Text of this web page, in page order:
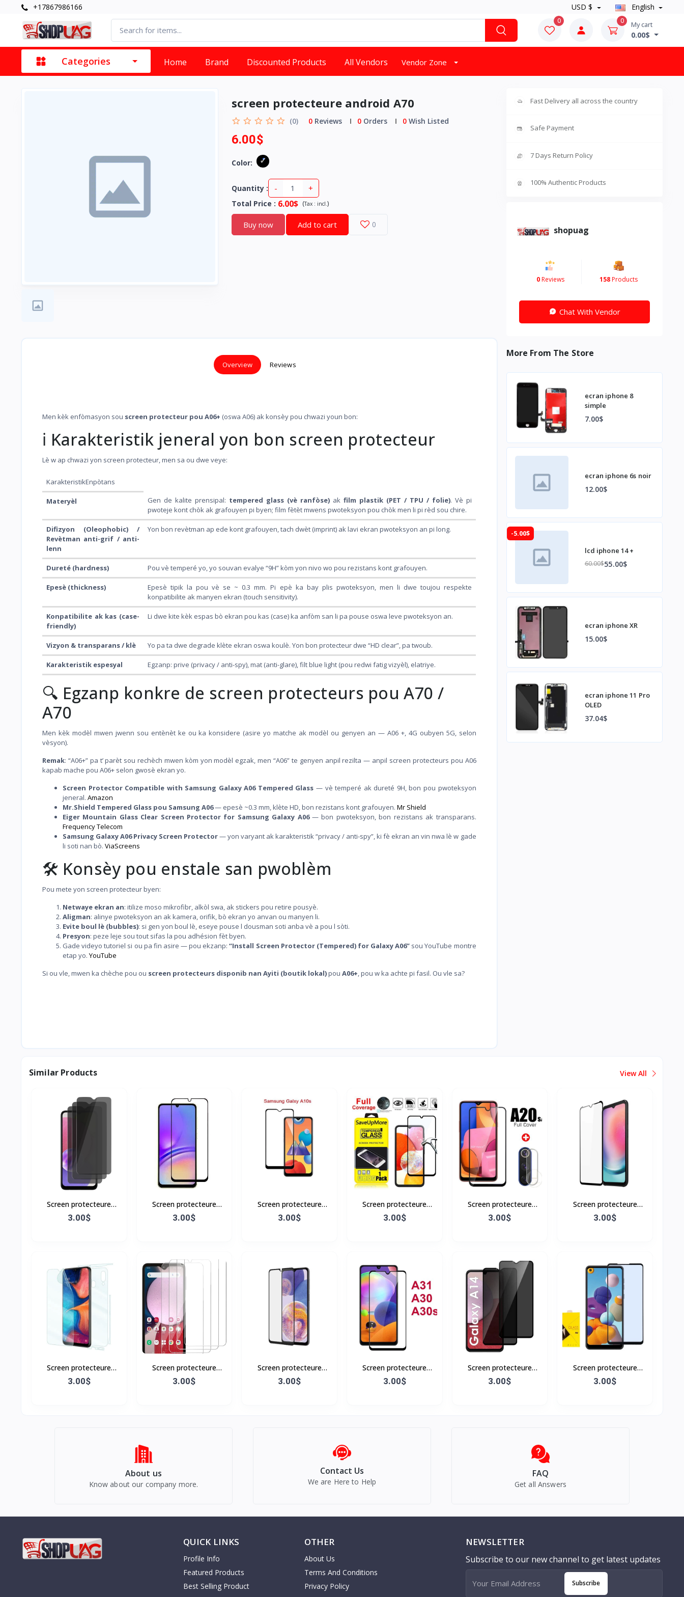
+17867986166 USD $ English
0 0 My cart
0.00$
Categories Home Brand Discounted Products All Vendors Vendor Zone
screen protecteure android A70
(0) 0Reviews 0Orders 0Wish Listed
6.00$
Color:
Quantity : - +
Total Price : 6.00$ (Tax : incl.)
Buy now Add to cart 0
Overview Reviews
Men kèk enfòmasyon sou screen protecteur pou A06+ (oswa A06) ak konsèy pou chwazi youn bon:
ℹ️ Karakteristik jeneral yon bon screen protecteur
Lè w ap chwazi yon screen protecteur, men sa ou dwe veye:
KarakteristikEnpòtans
Materyèl Gen de kalite prensipal: tempered glass (vè ranfòse) ak film plastik (PET / TPU / folie). Vè pi
pwoteje kont chòk ak grafouyen pi byen; film fètèt mwens pwoteksyon pou chòk men li pi rèd sou chire.
Difizyon (Oleophobic) /
Revètman anti-grif / anti-
lenn
Yon bon revètman ap ede kont grafouyen, tach dwèt (imprint) ak lavi ekran pwoteksyon an pi long.
Dureté (hardness) Pou vè temperé yo, yo souvan evalye “9H” kòm yon nivo wo pou rezistans kont grafouyen.
Epesè (thickness)
Epesè tipik la pou vè se ~ 0.3 mm. Pi epè ka bay plis pwoteksyon, men li dwe toujou respekte
konpatibilite ak manyen ekran (touch sensitivity).
Konpatibilite ak kas (case-
friendly)
Li dwe kite kèk espas bò ekran pou kas (case) ka anfòm san li pa pouse oswa leve pwoteksyon an.
Vizyon & transparans / klè Yo pa ta dwe degrade klète ekran oswa koulè. Yon bon protecteur dwe “HD clear”, pa twoub.
Karakteristik espesyal Egzanp: prive (privacy / anti-spy), mat (anti-glare), filt blue light (pou redwi fatig vizyèl), elatriye.
🔍 Egzanp konkre de screen protecteurs pou A70 /
A70
Men kèk modèl mwen jwenn sou entènèt ke ou ka konsidere (asire yo matche ak modèl ou genyen an — A06 +, 4G oubyen 5G, selon
vèsyon).
Remak: “A06+” pa t’ parèt sou rechèch mwen kòm yon modèl egzak, men “A06” te genyen anpil rezilta — anpil screen protecteurs pou A06
kapab mache pou A06+ selon gwosè ekran yo.
Screen Protector Compatible with Samsung Galaxy A06 Tempered Glass — vè temperé ak dureté 9H, bon pou pwoteksyon
jeneral. Amazon
Mr.Shield Tempered Glass pou Samsung A06— epesè ~0.3 mm, klète HD, bon rezistans kont grafouyen. Mr Shield
Eiger Mountain Glass Clear Screen Protector for Samsung Galaxy A06— bon pwoteksyon, bon rezistans ak transparans.
Frequency Telecom
Samsung Galaxy A06 Privacy Screen Protector— yon varyant ak karakteristik “privacy / anti-spy”, ki fè ekran an vin nwa lè w gade
li soti nan bò. ViaScreens
🛠️ Konsèy pou enstale san pwoblèm
Pou mete yon screen protecteur byen:
Netwaye ekran an: itilize moso mikrofibr, alkòl swa, ak stickers pou retire pousyè.
Aligman: alinye pwoteksyon an ak kamera, orifik, bò ekran yo anvan ou manyen li.
Evite boul lè (bubbles): si gen yon boul lè, eseye pouse l dousman soti anba vè a pou l sòti.
Presyon: peze leje sou tout sifas la pou adhésion fèt byen.
Gade videyo tutoriel si ou pa fin asire — pou ekzanp:“Install Screen Protector (Tempered) for Galaxy A06” sou YouTube montre
etap yo. YouTube
Si ou vle, mwen ka chèche pou ou screen protecteurs disponib nan Ayiti (boutik lokal)pou A06+ , pou w ka achte pi fasil. Ou vle sa?
Fast Delivery all across the country
Safe Payment
7 Days Return Policy
100% Authentic Products
shopuag
0Reviews 158Products
Chat With Vendor
More From The Store
ecran iphone 8
simple
7.00$
ecran iphone 6s noir
12.00$
-5.00$
lcd iphone 14 +
60.00$55.00$
ecran iphone XR
15.00$
ecran iphone 11 Pro
OLED
37.04$
Similar Products View All
Screen protecteure
Samsung A02
3.00$
Screen protecteure
Samsung A05
3.00$
Screen protecteure
Samsung A10s
3.00$
Screen protecteure
Samsung A15 5G
3.00$
Screen protecteure
Samsung A20S
3.00$
Screen protecteure
Samsung A24 4G
3.00$
Screen protecteure
Samsung A20
3.00$
Screen protecteure
Samsung A23 5G
3.00$
Screen protecteure
Samsung A13
3.00$
Screen protecteure
Samsung A30S
3.00$
Screen protecteure
Samsung A14
3.00$
Screen protecteure
Samsung A21
3.00$
About us
Know about our company more.
Contact Us
We are Here to Help
FAQ
Get all Answers
QUICK LINKS
Profile Info
Featured Products
Best Selling Product
OTHER
About Us
Terms And Conditions
Privacy Policy
NEWSLETTER
Subscribe to our new channel to get latest updates
Subscribe